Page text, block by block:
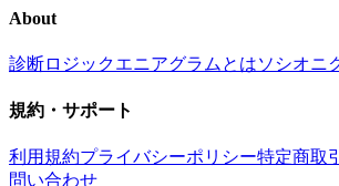
About
診断ロジックエニアグラムとはソシオニ
規約・サポート
利用規約プライバシーポリシー特定商取
問い合わせ